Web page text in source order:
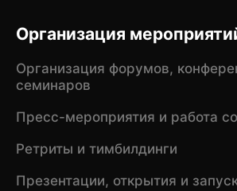
Организация
Организация форумов,
семинаров
Пресс-мероприятия и работа
Ретриты и тимбилдинги
Презентации, открытия и